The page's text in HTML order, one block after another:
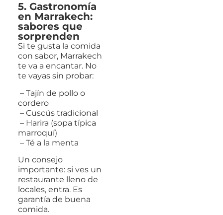
5. Gastronomía
en Marrakech:
sabores que
sorprenden
Si te gusta la comida
con sabor, Marrakech
te va a encantar. No
te vayas sin probar:
– Tajín de pollo o
cordero
– Cuscús tradicional
– Harira (sopa típica
marroquí)
– Té a la menta
Un consejo
importante: si ves un
restaurante lleno de
locales, entra. Es
garantía de buena
comida.